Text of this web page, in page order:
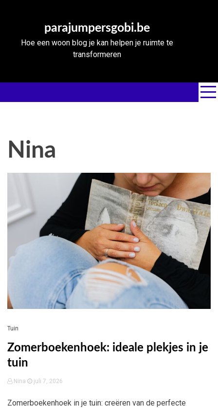
parajumpersgobi.be
Hoe een woon blog je kan helpen je ruimte te
transformeren
Nina
Tuin
Zomerboekenhoek: ideale plekjes in je
tuin
Nina juli 7, 2026
Zomerboekenhoek in je tuin: creëren van de perfecte